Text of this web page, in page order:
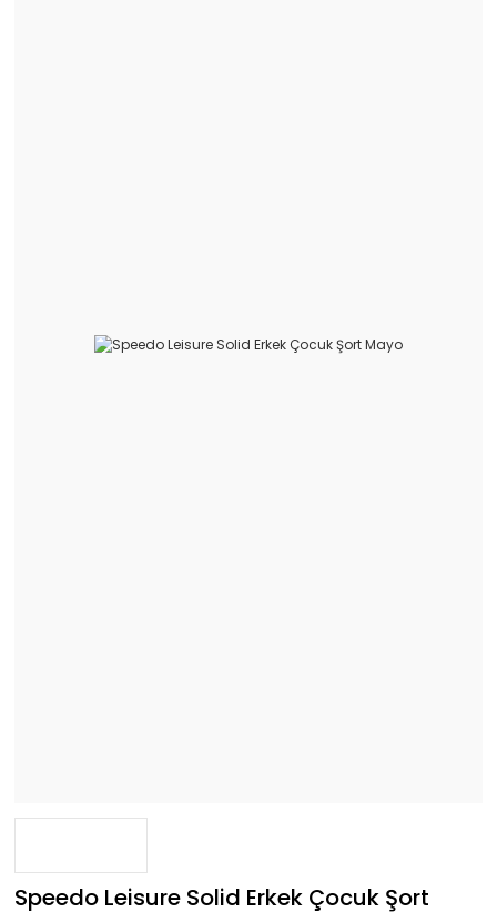
Speedo Leisure Solid Erkek Çocuk Şort